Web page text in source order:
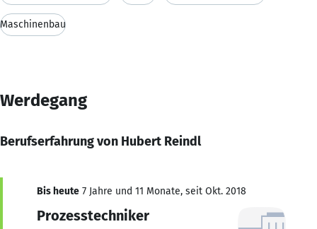
Maschinenbau
Werdegang
Berufserfahrung von Hubert Reindl
Bis heute 7 Jahre und 11 Monate, seit Okt. 2018
Prozesstechniker